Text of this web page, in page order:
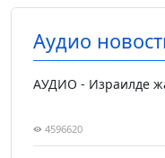
Аудио
АУДИО - Израилде
4596620